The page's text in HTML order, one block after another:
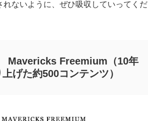
れないように、ぜひ吸収していってくだ
Mavericks Freemium（10年
げた約500コンテンツ）